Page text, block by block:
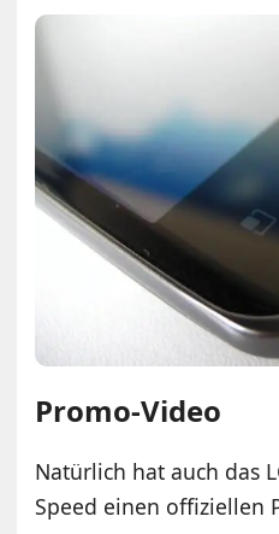
Promo-Video
Natürlich hat auch das
Speed einen offiziellen